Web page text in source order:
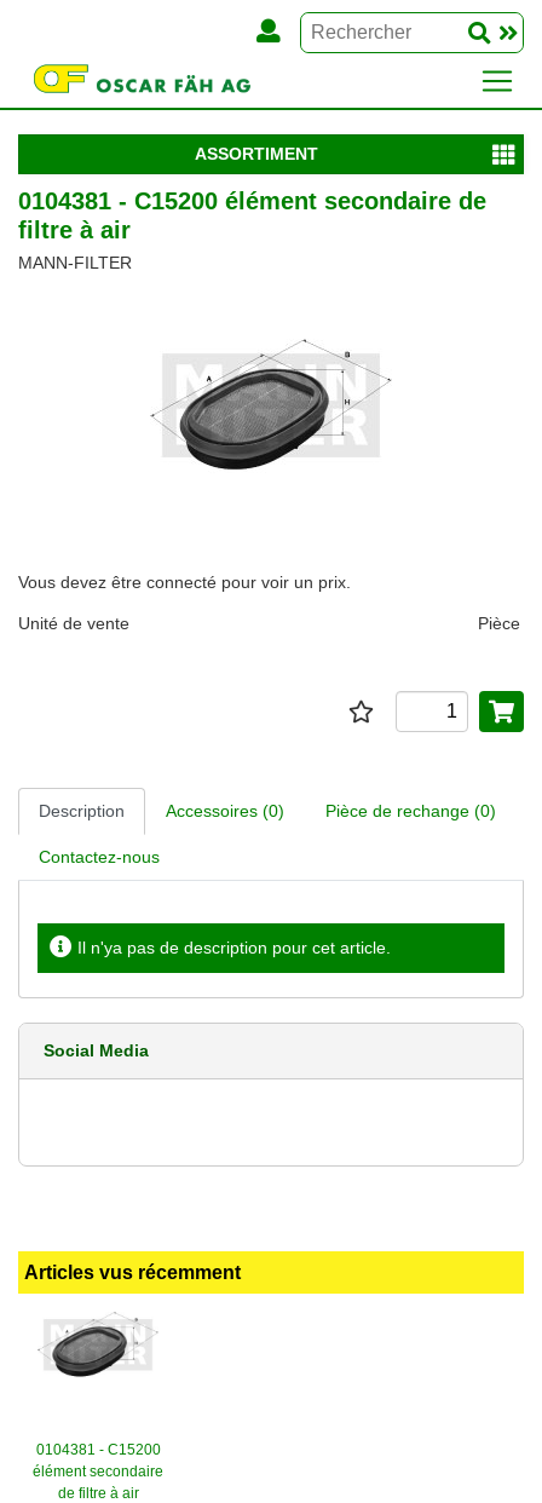
ASSORTIMENT
0104381 - C15200 élément secondaire de
filtre à air
MANN-FILTER
Vous devez être connecté pour voir un prix.
Unité de vente Pièce
Description Accessoires (0) Pièce de rechange (0)
Contactez-nous
Il n'ya pas de description pour cet article.
Social Media
Articles vus récemment
0104381 - C15200
élément secondaire
de filtre à air